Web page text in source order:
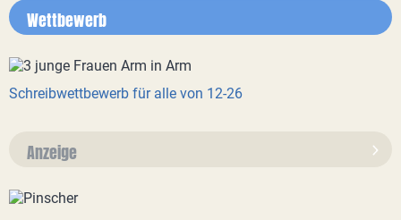
Wettbewerb
Schreibwettbewerb für alle von 12-26
Anzeige